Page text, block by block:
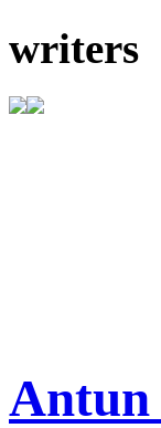
writers
Antun